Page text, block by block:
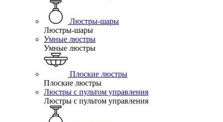
Люстры-шары
Люстры-шары
Умные люстры
Умные люстры
Плоские люстры
Плоские люстры
Люстры с пультом управления
Люстры с пультом управления